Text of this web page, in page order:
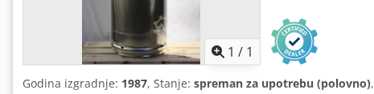
1 / 1
Godina izgradnje: 1987, Stanje: spreman za upotrebu (polovno),